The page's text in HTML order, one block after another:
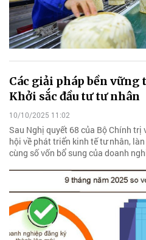
Các giải pháp bền vững
Khởi sắc đầu tư tư nhân
10/10/2025 11:02
Sau Nghị quyết 68 của Bộ Chính trị
hội về phát triển kinh tế tư nhân,
cùng số vốn bổ sung của doanh